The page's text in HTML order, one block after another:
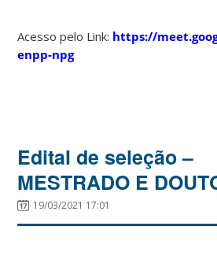
Acesso pelo Link: https://
enpp-npg
Edital de seleção –
MESTRADO E
19/03/2021 17:01